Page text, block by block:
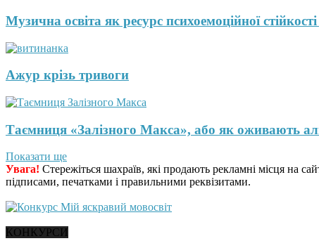
Музична освіта як ресурс психоемоційної стійкості
Ажур крізь тривоги
Таємниця «Залізного Макса», або як оживають
Показати ще
Увага! Стережіться шахраїв, які продають рекламні місця на
підписами, печатками і правильними реквізитами.
КОНКУРСИ